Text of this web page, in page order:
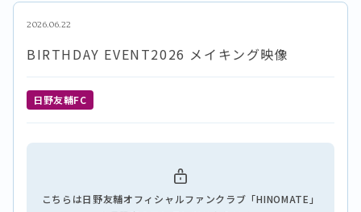
2026.06.22
BIRTHDAY EVENT2026 メイキング映像
日野友輔FC
こちらは日野友輔オフィシャルファンクラブ「HINOMATE」